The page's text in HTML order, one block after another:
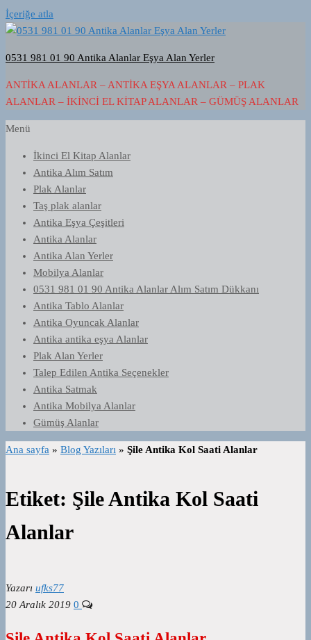
İçeriğe atla
0531 981 01 90 Antika Alanlar Eşya Alan Yerler
ANTIKA ALANLAR – ANTIKA EŞYA ALANLAR – PLAK
ALANLAR – İKINCI EL KITAP ALANLAR – GÜMÜŞ ALANLAR
Menü
İkinci El Kitap Alanlar
Antika Alım Satım
Plak Alanlar
Taş plak alanlar
Antika Eşya Çeşitleri
Antika Alanlar
Antika Alan Yerler
Mobilya Alanlar
0531 981 01 90 Antika Alanlar Alım Satım Dükkanı
Antika Tablo Alanlar
Antika Oyuncak Alanlar
Antika antika eşya Alanlar
Plak Alan Yerler
Talep Edilen Antika Seçenekler
Antika Satmak
Antika Mobilya Alanlar
Gümüş Alanlar
Ana sayfa » Blog Yazıları » Şile Antika Kol Saati Alanlar
Etiket: Şile Antika Kol Saati
Alanlar
Yazarı ufks77
20 Aralık 2019 0